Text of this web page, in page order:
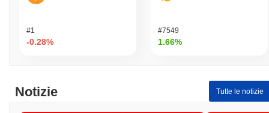
#1
-0.28%
#7549
1.66%
Notizie Tutte le notizie